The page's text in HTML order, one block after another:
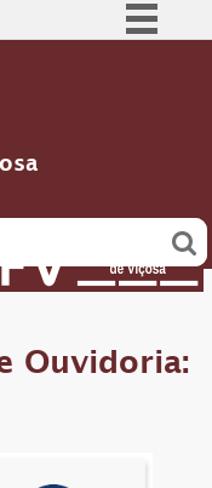
à informação
Legislação
Ouvidoria: